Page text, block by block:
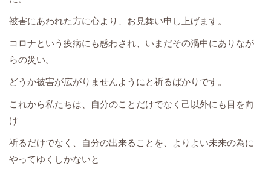
被害にあわれた方に心より、お見舞い申し上げます。
コロナという疫病にも惑わされ、いまだその渦中にありなが
らの災い。
どうか被害が広がりませんようにと祈るばかりです。
これから私たちは、自分のことだけでなく己以外にも目を向
け
祈るだけでなく、自分の出来ることを、よりよい未来の為に
やってゆくしかないと